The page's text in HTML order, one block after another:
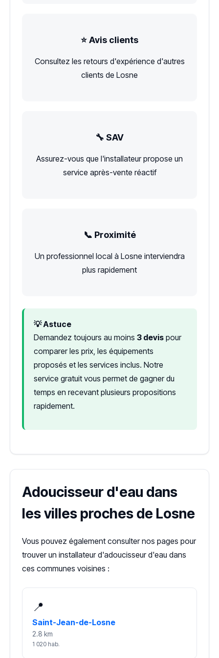
⭐ Avis clients
Consultez les retours d'expérience d'autres
clients de Losne
🔧 SAV
Assurez-vous que l'installateur propose un
service après-vente réactif
📞 Proximité
Un professionnel local à Losne interviendra
plus rapidement
💡 Astuce
Demandez toujours au moins 3 devis pour
comparer les prix, les équipements
proposés et les services inclus. Notre
service gratuit vous permet de gagner du
temps en recevant plusieurs propositions
rapidement.
Adoucisseur d'eau dans
les villes proches de Losne
Vous pouvez également consulter nos pages pour
trouver un installateur d'adoucisseur d'eau dans
ces communes voisines :
📍
Saint-Jean-de-Losne
2.8 km
1 020 hab.